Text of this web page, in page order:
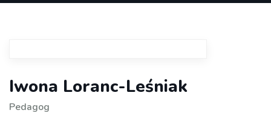
Iwona Loranc-Leśniak
Pedagog